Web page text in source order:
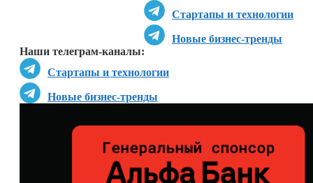
Стартапы и технологии
Новые бизнес-тренды
Наши телеграм-каналы:
Стартапы и технологии
Новые бизнес-тренды